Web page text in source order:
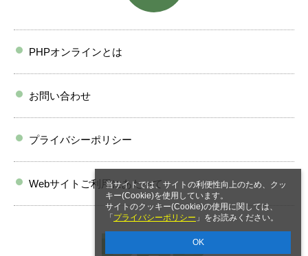
当サイトでは、サイトの利便性向上のため、クッ
キー(Cookie)を使用しています。
サイトのクッキー(Cookie)の使用に関しては、
「 プライバシーポリシー 」をお読みください。
OK
PHPオンラインとは
お問い合わせ
プライバシーポリシー
Webサイトご利用にあたって